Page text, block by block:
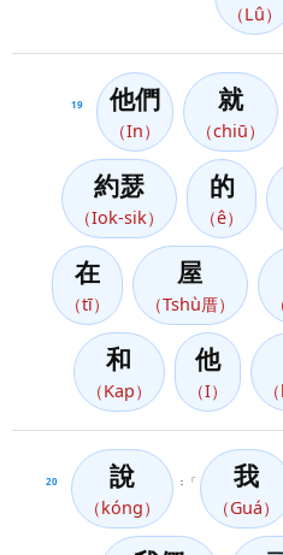
（Lû）
19 他們
（In）
就
（chiū）
約瑟
（Iok-sik）
的
（ê）
在
（tī）
屋
（Tshù厝）
和
（Kap）
他
（I）
20 說
（kóng）
：「 我
（Guá）